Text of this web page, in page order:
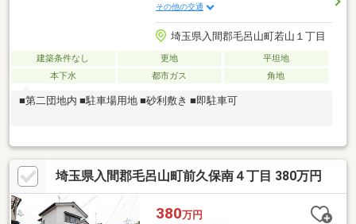
その他の交通
埼玉県入間郡毛呂山町若山１丁目
建築条件なし 更地
平坦地
本下水
都市ガス 角地
■第二団地内 ■駐車場用地 ■砂利敷き ■即駐車可
埼玉県入間郡毛呂山町前久保南４丁目 380万円
380万円